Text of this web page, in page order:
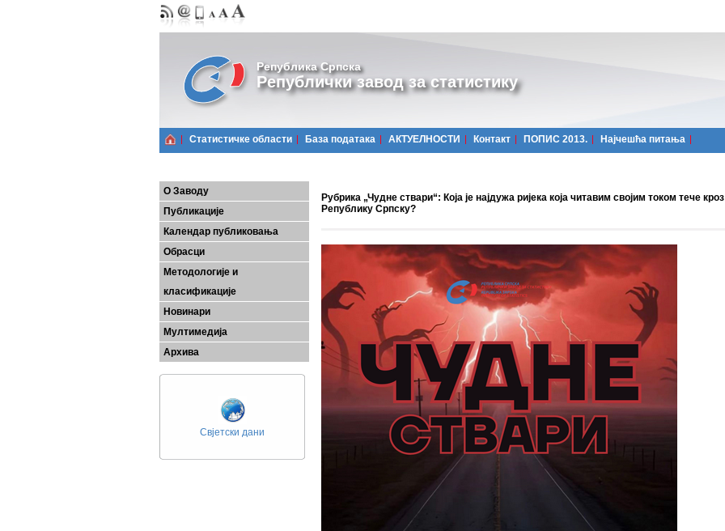
Република Српска
Републички завод за статистику
Статистичке области Базa података АКТУЕЛНОСТИ Контакт ПОПИС 2013. Најчешћa питања
О Заводу
Публикације
Календар публиковања
Обрасци
Методологије и
класификације
Новинари
Мултимедија
Архива
Свјетски дани
Рубрика „Чудне ствари“: Која је најдужа ријека која читавим својим током тече кроз
Републику Српску?